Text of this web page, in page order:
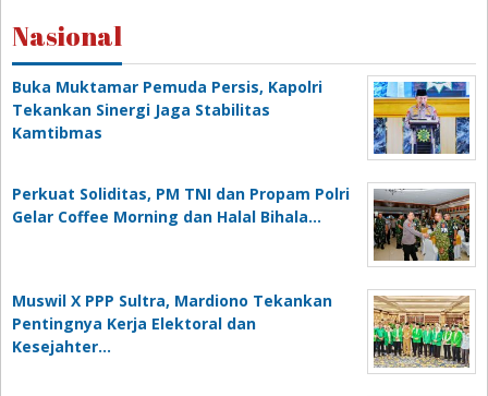
Nasional
Buka Muktamar Pemuda Persis, Kapolri
Tekankan Sinergi Jaga Stabilitas
Kamtibmas
Perkuat Soliditas, PM TNI dan Propam Polri
Gelar Coffee Morning dan Halal Bihala…
Muswil X PPP Sultra, Mardiono Tekankan
Pentingnya Kerja Elektoral dan
Kesejahter…